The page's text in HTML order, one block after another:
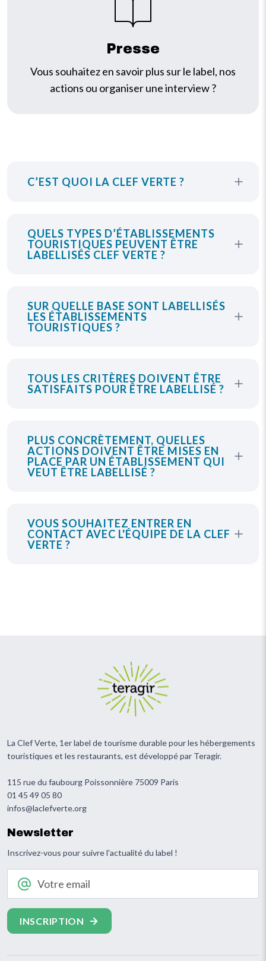
Presse
Vous souhaitez en savoir plus sur le label, nos
actions ou organiser une interview ?
C’EST QUOI LA CLEF VERTE ?
QUELS TYPES D’ÉTABLISSEMENTS
TOURISTIQUES PEUVENT ÊTRE
LABELLISÉS CLEF VERTE ?
SUR QUELLE BASE SONT LABELLISÉS
LES ÉTABLISSEMENTS
TOURISTIQUES ?
TOUS LES CRITÈRES DOIVENT ÊTRE
SATISFAITS POUR ÊTRE LABELLISÉ ?
PLUS CONCRÈTEMENT, QUELLES
ACTIONS DOIVENT ÊTRE MISES EN
PLACE PAR UN ÉTABLISSEMENT QUI
VEUT ÊTRE LABELLISÉ ?
VOUS SOUHAITEZ ENTRER EN
CONTACT AVEC L'ÉQUIPE DE LA CLEF
VERTE ?
La Clef Verte, 1er label de tourisme durable pour les hébergements
touristiques et les restaurants, est développé par Teragir.
115 rue du faubourg Poissonnière 75009 Paris
01 45 49 05 80
infos@laclefverte.org
Newsletter
Inscrivez-vous pour suivre l'actualité du label !